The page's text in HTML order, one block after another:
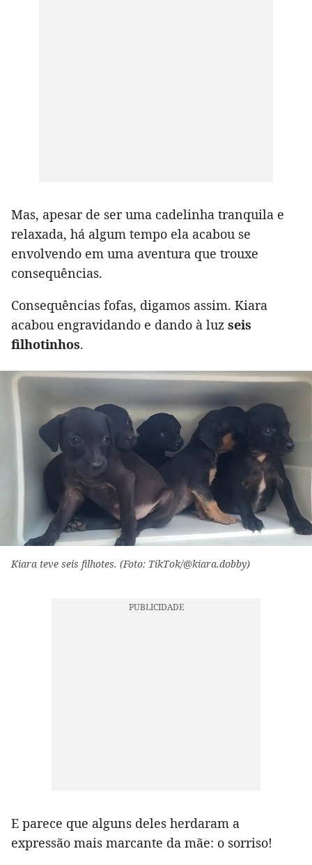
Mas, apesar de ser uma cadelinha tranquila e
relaxada, há algum tempo ela acabou se
envolvendo em uma aventura que trouxe
consequências.
Consequências fofas, digamos assim. Kiara
acabou engravidando e dando à luz seis
filhotinhos.
Kiara teve seis filhotes. (Foto: TikTok/@kiara.dobby)
E parece que alguns deles herdaram a
expressão mais marcante da mãe: o sorriso!